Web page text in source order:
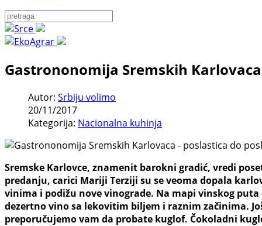
Gastrononomija Sremskih
Autor: Srbiju volimo
20/11/2017
Kategorija: Nacionalna kuhinja
Sremske Karlovce, znamenit barokni gradić, vredi
predanju, carici Mariji Terziji su se veoma dopala
vinima i podižu nove vinograde. Na mapi vinskog
dezertno vino sa lekovitim biljem i raznim začinima.
preporučujemo vam da probate kuglof. Čokoladni